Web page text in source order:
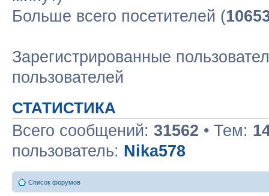
Больше всего посетителей (
Зарегистрированные
пользователей
СТАТИСТИКА
Всего сообщений: 31562 • Тем:
пользователь: Nika578
Список форумов